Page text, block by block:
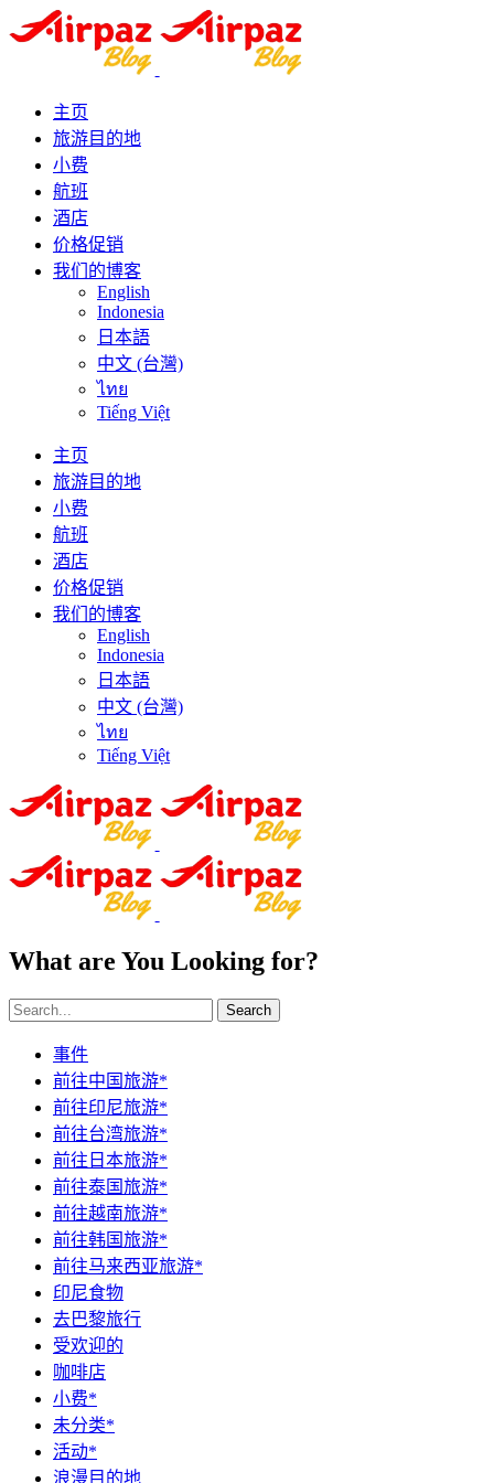
主页
旅游目的地
小费
航班
酒店
价格促销
我们的博客
English
Indonesia
日本語
中文 (台灣)
ไทย
Tiếng Việt
主页
旅游目的地
小费
航班
酒店
价格促销
我们的博客
English
Indonesia
日本語
中文 (台灣)
ไทย
Tiếng Việt
What are You Looking for?
Search
事件
前往中国旅游*
前往印尼旅游*
前往台湾旅游*
前往日本旅游*
前往泰国旅游*
前往越南旅游*
前往韩国旅游*
前往马来西亚旅游*
印尼食物
去巴黎旅行
受欢迎的
咖啡店
小费*
未分类*
活动*
浪漫目的地